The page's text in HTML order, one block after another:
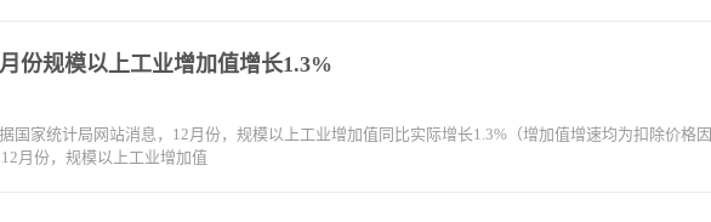
份规模以上工业增加值增长1.3%
家统计局网站消息，12月份，规模以上工业增加值同比实际增长1.3%（增加值增速均为扣除价格因
月份，规模以上工业增加值